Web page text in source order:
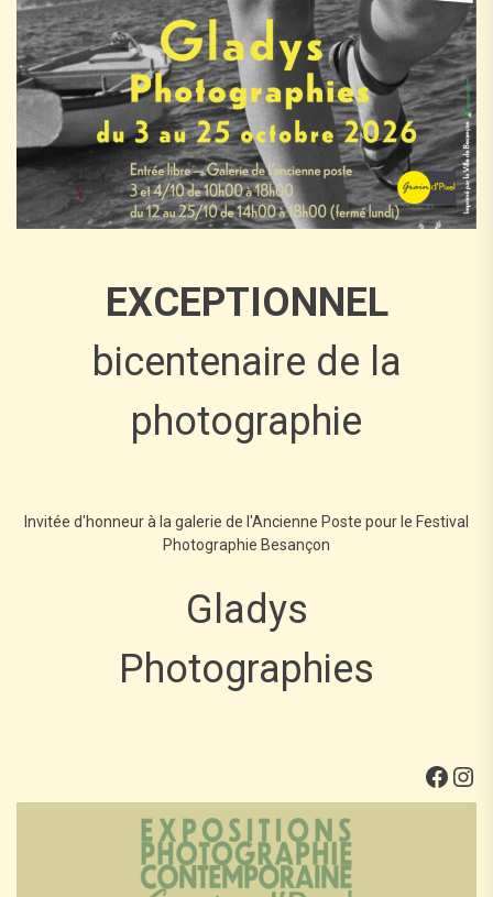
EXCEPTIONNEL
bicentenaire de la
photographie
Invitée d'honneur à la galerie de l'Ancienne Poste pour le Festival
Photographie Besançon
Gladys
Photographies